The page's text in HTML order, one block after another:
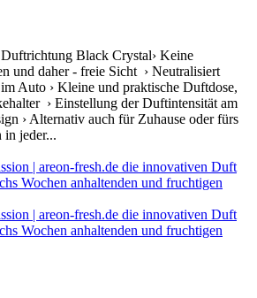
Black Crystal› Keine
und daher - freie Sicht › Neutralisiert
Auto › Kleine und praktische Duftdose,
› Einstellung der Duftintensität am
› Alternativ auch für Zuhause oder fürs
in jeder...